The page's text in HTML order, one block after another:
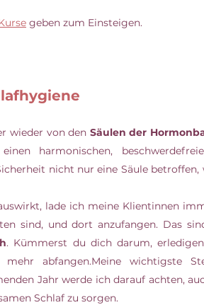
geben zum Einsteigen.
wieder von den Säulen der
harmonischen,
nicht nur eine Säule betroffen,
lade ich meine Klientinnen
sind, und dort anzufangen. Das
. Kümmerst du dich darum,
abfangen.Meine wichtigste
Jahr werde ich darauf achten,
Schlaf zu sorgen.